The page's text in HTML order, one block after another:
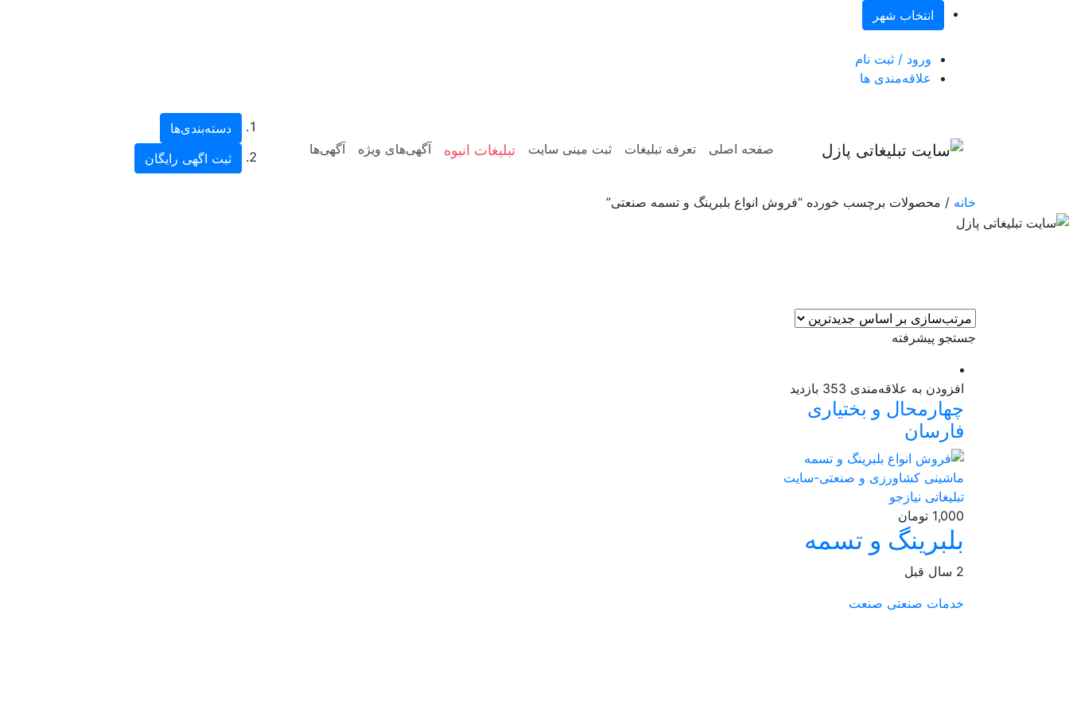
انتخاب شهر
ورود / ثبت نام
علاقه‌مندی ها
صفحه اصلی تعرفه تبلیغات ثبت مینی سایت تبلیغات انبوه آگهی‌های ویژه آگهی‌ها
دسته‌بندی‌ها
ثبت اگهی رایگان
خانه / محصولات برچسب خورده “فروش انواع بلبرینگ و تسمه صنعتی”
جستجو پیشرفته
افزودن به علاقه‌مندی 353 بازدید
چهارمحال و بختیاری
فارسان
1,000 تومان
بلبرینگ و تسمه
2 سال قبل
خدمات صنعتی صنعت